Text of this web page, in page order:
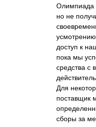
Олимпиада
но не
доступ к
пока мы
средства с
Для
поставщик
сборы за